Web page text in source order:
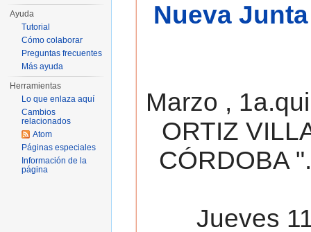
Nueva
Marzo ,
ORTIZ
CÓRDOBA
Jueves
Ayuda
Tutorial
Cómo colaborar
Preguntas frecuentes
Más ayuda
Herramientas
Lo que enlaza aquí
Cambios
relacionados
Atom
Páginas especiales
Información de la
página